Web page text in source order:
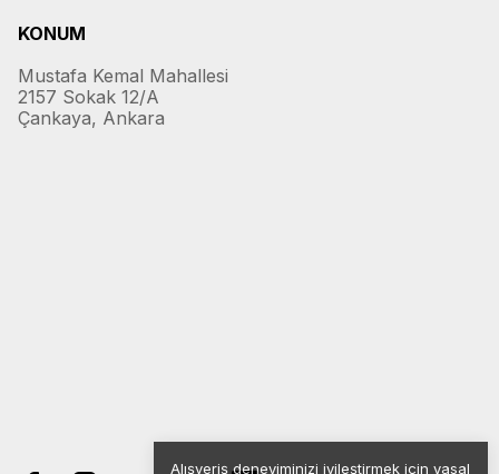
Alışveriş deneyiminizi iyileştirmek için yasal
KONUM
Mustafa Kemal Mahallesi
2157 Sokak 12/A
Çankaya, Ankara